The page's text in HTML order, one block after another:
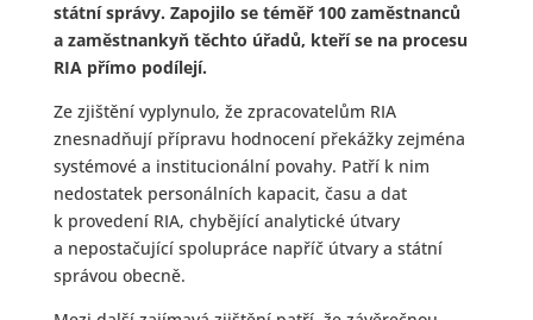
státní správy. Zapojilo se téměř 100 zaměstnanců
a zaměstnankyň těchto úřadů, kteří se na procesu
RIA přímo podílejí.
Ze zjištění vyplynulo, že zpracovatelům RIA
znesnadňují přípravu hodnocení překážky zejména
systémové a institucionální povahy. Patří k nim
nedostatek personálních kapacit, času a dat
k provedení RIA, chybějící analytické útvary
a nepostačující spolupráce napříč útvary a státní
správou obecně.